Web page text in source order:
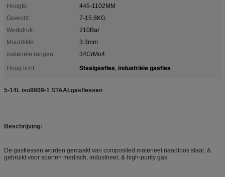
Hoogte:
445-1102MM
Gewicht:
7-15.8KG
Werkdruk:
210Bar
Muurdikte:
3.3mm
materiële rangen:
34CrMo4
Hoog licht:
Staalgasfles, industriële gasfles
5-14L iso9809-1 STAALgasflessen
Beschrijving:
De gasflessen worden gemaakt van composited materieel naadloos staal, &
gebruikt voor soorten medisch, industrieel, & high-purity gas.